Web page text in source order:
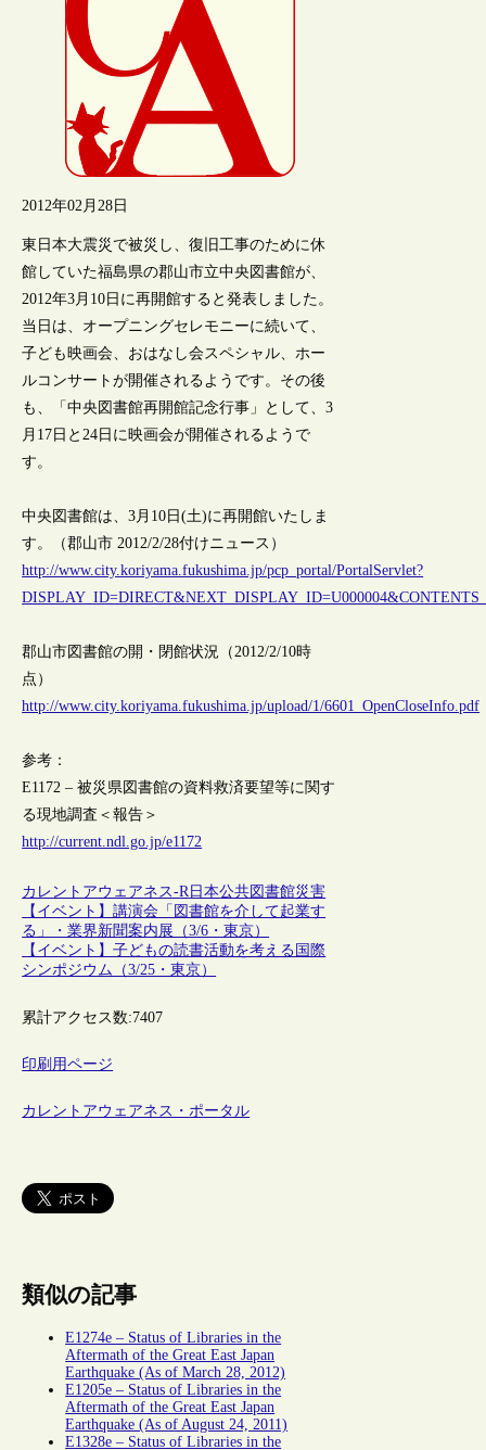
2012年02月28日
東日本大震災で被災し、復旧工事のために休
館していた福島県の郡山市立中央図書館が、
2012年3月10日に再開館すると発表しました。
当日は、オープニングセレモニーに続いて、
子ども映画会、おはなし会スペシャル、ホー
ルコンサートが開催されるようです。その後
も、「中央図書館再開館記念行事」として、3
月17日と24日に映画会が開催されるようで
す。
中央図書館は、3月10日(土)に再開館いたしま
す。（郡山市 2012/2/28付けニュース）
http://www.city.koriyama.fukushima.jp/pcp_portal/PortalServlet?
郡山市図書館の開・閉館状況（2012/2/10時
点）
http://www.city.koriyama.fukushima.jp/upload/1/6601_OpenCloseInfo.pdf
参考：
E1172 – 被災県図書館の資料救済要望等に関す
る現地調査＜報告＞
http://current.ndl.go.jp/e1172
カレントアウェアネス-R日本公共図書館災害
【イベント】講演会「図書館を介して起業す
る」・業界新聞案内展（3/6・東京）
【イベント】子どもの読書活動を考える国際
シンポジウム（3/25・東京）
累計アクセス数:7407
印刷用ページ
カレントアウェアネス・ポータル
類似の記事
E1274e – Status of Libraries in the
Aftermath of the Great East Japan
Earthquake (As of March 28, 2012)
E1205e – Status of Libraries in the
Aftermath of the Great East Japan
Earthquake (As of August 24, 2011)
E1328e – Status of Libraries in the